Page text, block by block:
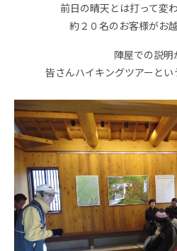
前日の晴天とは打って変
約２０名のお客様がお
陣屋での説明
皆さんハイキングツアーとい